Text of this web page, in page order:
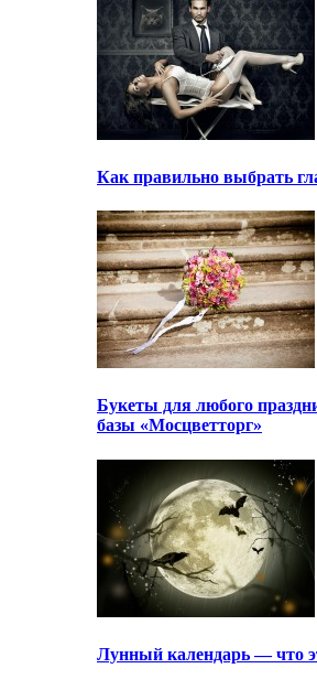
Как правильно выбрать
Букеты для любого
базы «Мосцветторг»
Лунный календарь — что